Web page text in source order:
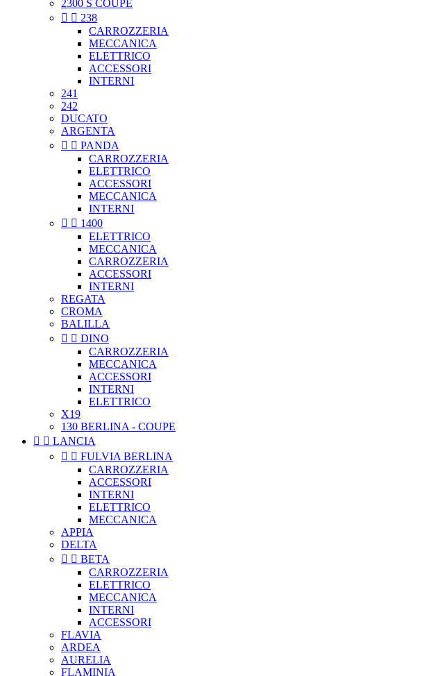
2300 S COUPE
  238
CARROZZERIA
MECCANICA
ELETTRICO
ACCESSORI
INTERNI
241
242
DUCATO
ARGENTA
  PANDA
CARROZZERIA
ELETTRICO
ACCESSORI
MECCANICA
INTERNI
  1400
ELETTRICO
MECCANICA
CARROZZERIA
ACCESSORI
INTERNI
REGATA
CROMA
BALILLA
  DINO
CARROZZERIA
MECCANICA
ACCESSORI
INTERNI
ELETTRICO
X19
130 BERLINA - COUPE
  LANCIA
  FULVIA BERLINA
CARROZZERIA
ACCESSORI
INTERNI
ELETTRICO
MECCANICA
APPIA
DELTA
  BETA
CARROZZERIA
ELETTRICO
MECCANICA
INTERNI
ACCESSORI
FLAVIA
ARDEA
AURELIA
FLAMINIA